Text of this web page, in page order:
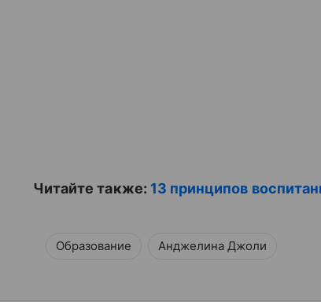
Читайте также: 13 принципов
Образование Анджелина Джоли